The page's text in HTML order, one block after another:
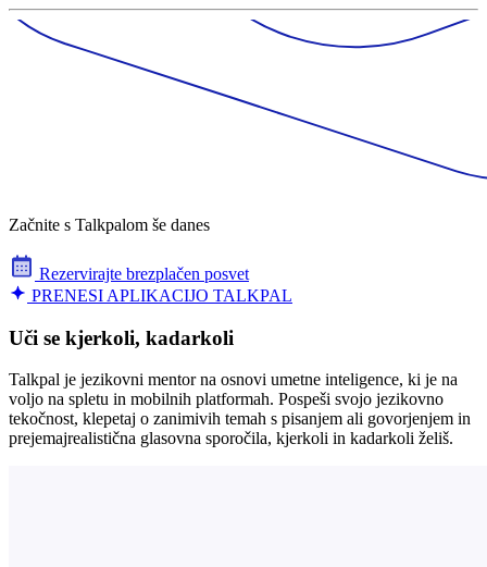
Začnite s Talkpalom še danes
Rezervirajte brezplačen posvet
PRENESI APLIKACIJO TALKPAL
Uči se kjerkoli, kadarkoli
Talkpal je jezikovni mentor na osnovi umetne inteligence, ki je na
voljo na spletu in mobilnih platformah. Pospeši svojo jezikovno
tekočnost, klepetaj o zanimivih temah s pisanjem ali govorjenjem in
prejemajrealistična glasovna sporočila, kjerkoli in kadarkoli želiš.